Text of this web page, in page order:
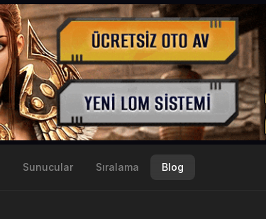
Sunucular Sıralama Blog